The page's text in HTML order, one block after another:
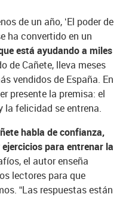
de un año, ‘El poder de
ha convertido en un
está ayudando a miles
de Cañete, lleva meses
vendidos de España. En
presente la premisa: el
la felicidad se entrena.
habla de confianza,
para entrenar la
el autor enseña
lectores para que
“Las respuestas están